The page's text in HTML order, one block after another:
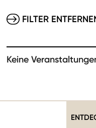
FILTER
Keine